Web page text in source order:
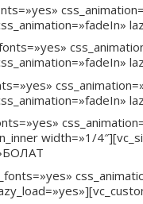
width=»1/